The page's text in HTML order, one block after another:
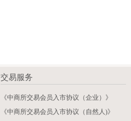
交易服务
《中商所交易会员入市协议（企业）》
《中商所交易会员入市协议（自然人)》